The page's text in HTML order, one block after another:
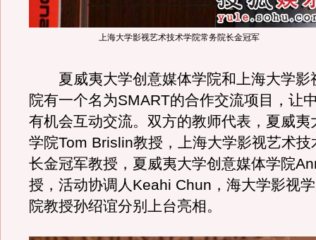
上海大学影视艺术技术学院常务院长金冠军
夏威夷大学创意媒体学院和上海大学影
院有一个名为SMART的合作交流项目，让
有机会互动交流。双方的教师代表，夏威夷
学院Tom Brislin教授，上海大学影视艺术技
长金冠军教授，夏威夷大学创意媒体学院
授，活动协调人Keahi Chun，海大学影视
院教授孙绍谊分别上台亮相。